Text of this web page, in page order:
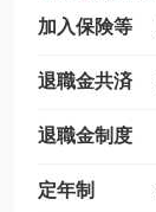
加入保険等
退職金共済
退職金制度
定年制